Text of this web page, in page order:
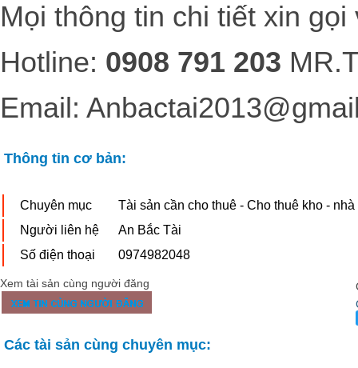
Mọi thông tin chi tiết xin gọi
Hotline: 0908 791 203
Email:
Thông tin cơ bản:
Chuyên mục
Tài sản cần cho thuê - Cho thuê kho -
Người liên hệ
An Bắc Tài
Số điện thoại
0974982048
Xem tài sản cùng người đăng
Các tài sản cùng chuyên mục: